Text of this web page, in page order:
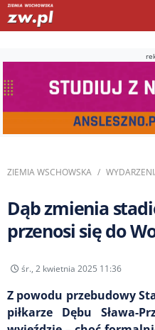
ZIEMIA WSCHOWSKA
Dąb zmienia
przenosi się do
śr., 2 kwietnia 2025 11:36
Z powodu przebudowy
piłkarze Dębu Sława-